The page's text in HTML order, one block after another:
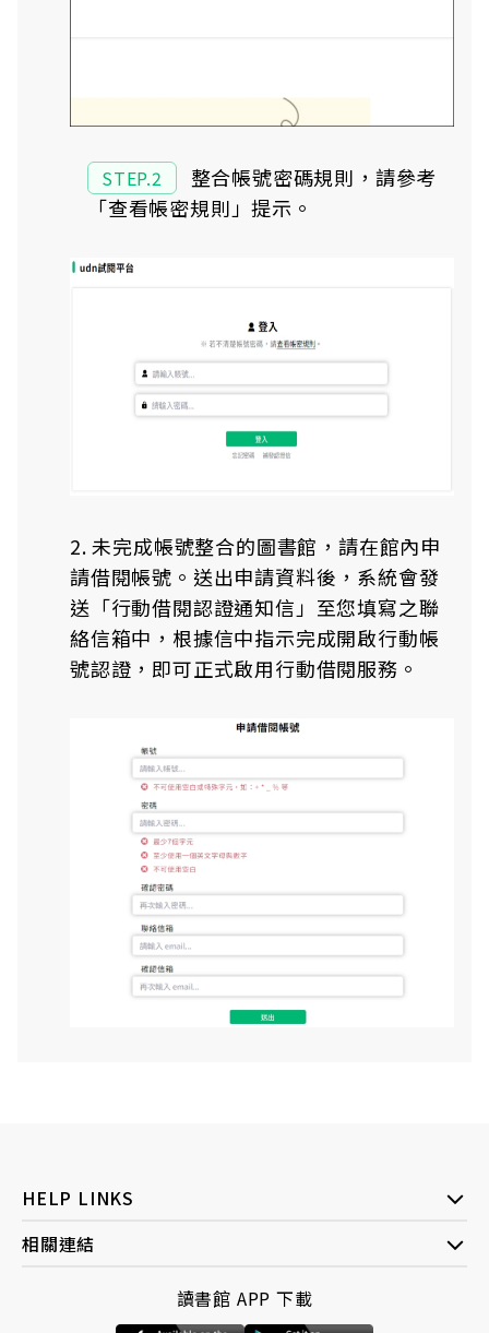
STEP.2
整合帳號密碼規則，請參考
「查看帳密規則」提示。
2. 未完成帳號整合的圖書館，請在館內申
請借閱帳號。送出申請資料後，系統會發
送「行動借閱認證通知信」至您填寫之聯
絡信箱中，根據信中指示完成開啟行動帳
號認證，即可正式啟用行動借閱服務。
HELP LINKS
相關連結
讀書館 APP 下載